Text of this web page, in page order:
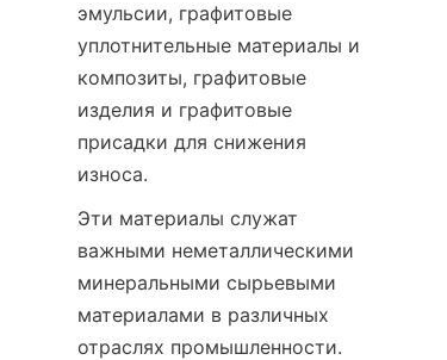
эмульсии, графитовые
уплотнительные материалы и
композиты, графитовые
изделия и графитовые
присадки для снижения
износа.
Эти материалы служат
важными неметаллическими
минеральными сырьевыми
материалами в различных
отраслях промышленности.